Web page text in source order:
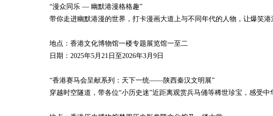
“漫众同乐 — 幽默港漫格格趣”
带你走进幽默港漫的世界，打卡漫画大道上与不同年代的人物，让爆笑
地点：香港文化博物馆一楼专题展览馆一至二
日期：2025年5月21日至2026年3月9日
“香港赛马会呈献系列：天下一统——陕西秦汉文明展”
穿越时空隧道，带各位“小历史迷”近距离观赏兵马俑等稀世珍宝，感受中